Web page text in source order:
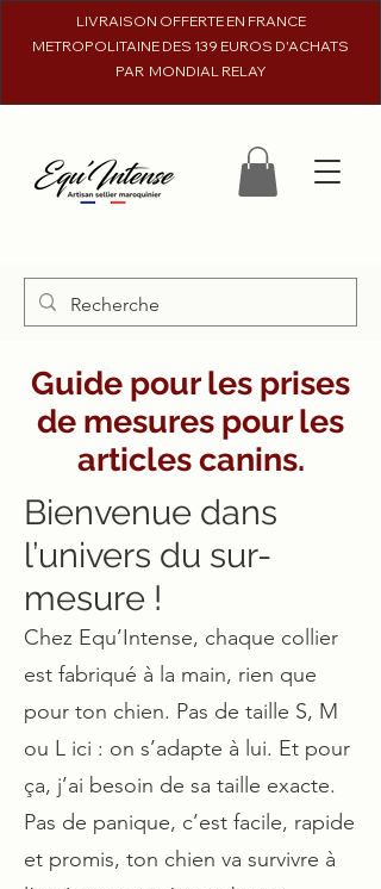
LIVRAISON OFFERTE EN FRANCE
METROPOLITAINE DES 139 EUROS D'ACHATS
PAR MONDIAL RELAY
Guide pour les prises
de mesures pour les
articles canins.
Bienvenue dans
l’univers du sur-
mesure !
Chez Equ’Intense, chaque collier
est fabriqué à la main, rien que
pour ton chien. Pas de taille S, M
ou L ici : on s’adapte à lui. Et pour
ça, j’ai besoin de sa taille exacte.
Pas de panique, c’est facile, rapide
et promis, ton chien va survivre à